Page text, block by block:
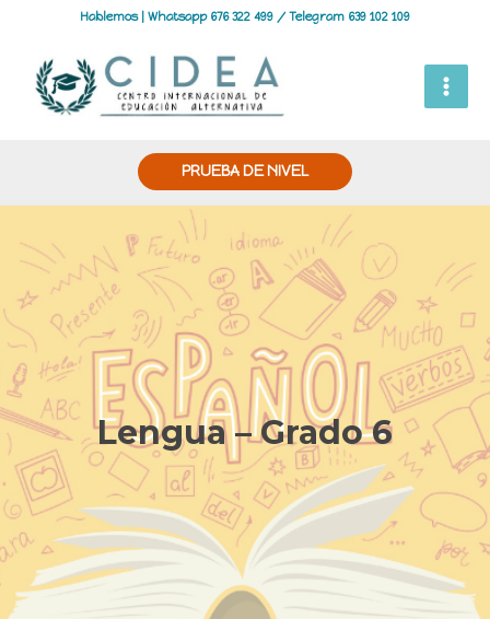
Hablemos | Whatsapp 676 322 499 / Telegram 639 102 109
PRUEBA DE NIVEL
Lengua – Grado 6